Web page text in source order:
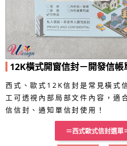
12K橫式開窗信封－開發信帳
西式、歐式12K信封是常見橫式
工可透視內部局部文件內容，適
信信封、通知單信封使用！
＝西式歐式信封選單